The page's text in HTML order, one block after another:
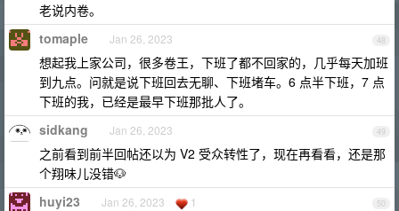
老说内卷。
48
tomaple Jan 26, 2023
想起我上家公司，很多卷王，下班了都不回家的，几乎每天加班
到九点。问就是说下班回去无聊、下班堵车。6 点半下班，7 点
下班的我，已经是最早下班那批人了。
49
sidkang Jan 26, 2023
之前看到前半回帖还以为 V2 受众转性了，现在再看看，还是那
个翔味儿没错🐶
50
huyi23 Jan 26, 2023 1